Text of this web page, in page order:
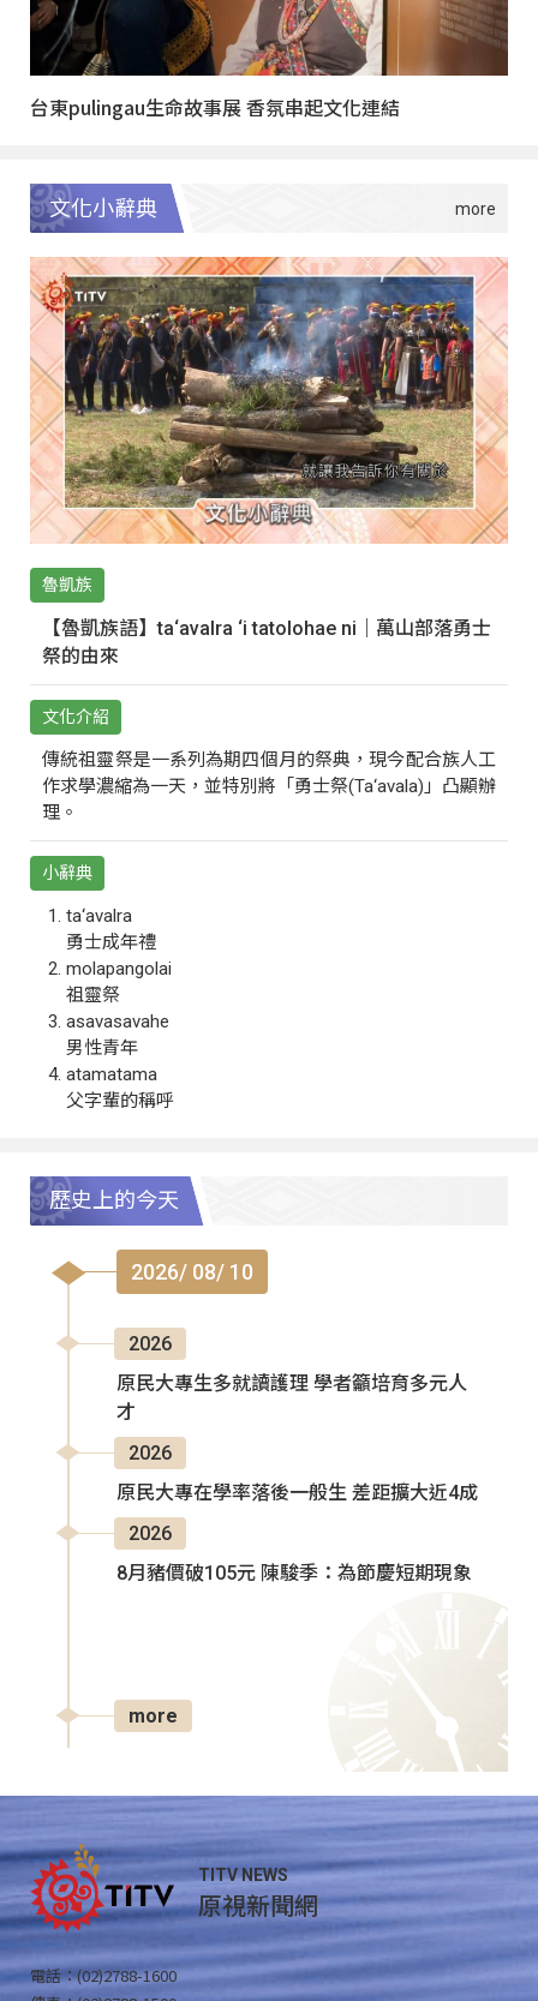
台東pulingau生命故事展 香氛串起文化連結
文化小辭典
魯凱族
【魯凱族語】ta‘avalra ‘i tatolohae ni｜萬山部落勇士
祭的由來
文化介紹
傳統祖靈祭是一系列為期四個月的祭典，現今配合族人工
作求學濃縮為一天，並特別將「勇士祭(Ta‘avala)」凸顯辦
理。
小辭典
ta‘avalra
勇士成年禮
molapangolai
祖靈祭
asavasavahe
男性青年
atamatama
父字輩的稱呼
歷史上的今天
2026/ 08/ 10
2026
原民大專生多就讀護理 學者籲培育多元人
才
2026
原民大專在學率落後一般生 差距擴大近4成
2026
8月豬價破105元 陳駿季：為節慶短期現象
more
TITV NEWS
原視新聞網
電話：(02)2788-1600